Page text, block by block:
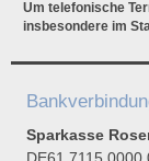
Um telefonische
insbesondere im
Sparkasse